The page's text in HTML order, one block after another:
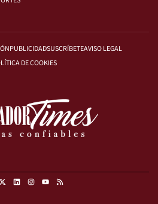
PUBLICIDADSUSCRÍBETEAVISO LEGAL
DE COOKIES
LinkedinInstagramRSS